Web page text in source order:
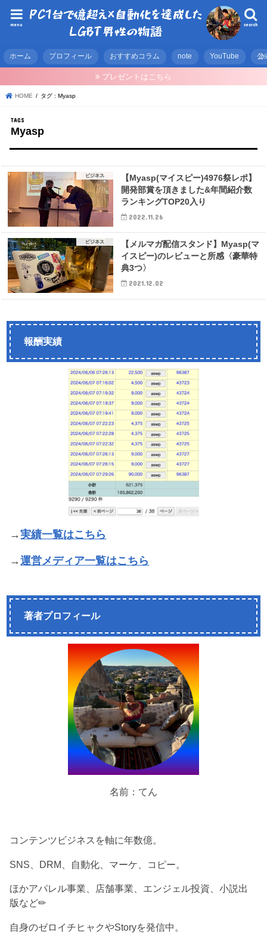
search
menu
ホーム プロフィール おすすめコラム note YouTube 公
プレゼントはこちら
HOME タグ : Myasp
Myasp
ビジネス
【Myasp(マイスピー)4976祭レポ】
開発部賞を頂きました&年間紹介数
ランキングTOP20入り
2022.11.26
ビジネス
【メルマガ配信スタンド】Myasp(マ
イスピー)のレビューと所感〈豪華特
典3つ〉
2021.12.02
報酬実績
→実績一覧はこちら
→運営メディア一覧はこちら
著者プロフィール
名前：てん
コンテンツビジネスを軸に年数億。
SNS、DRM、自動化、マーケ、コピー。
ほかアパレル事業、店舗事業、エンジェル投資、小説出
版など✏︎
自身のゼロイチヒャクやStoryを発信中。